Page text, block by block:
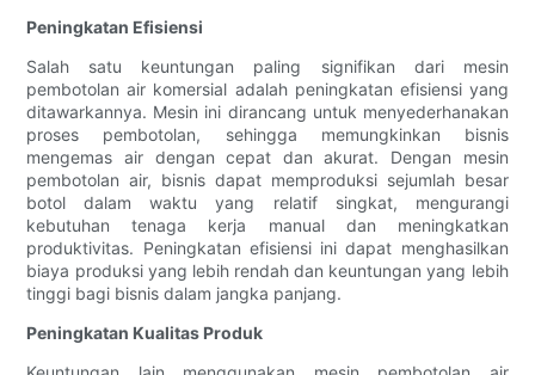
Peningkatan Efisiensi
Salah satu keuntungan paling signifikan dari mesin
pembotolan air komersial adalah peningkatan efisiensi yang
ditawarkannya. Mesin ini dirancang untuk menyederhanakan
proses pembotolan, sehingga memungkinkan bisnis
mengemas air dengan cepat dan akurat. Dengan mesin
pembotolan air, bisnis dapat memproduksi sejumlah besar
botol dalam waktu yang relatif singkat, mengurangi
kebutuhan tenaga kerja manual dan meningkatkan
produktivitas. Peningkatan efisiensi ini dapat menghasilkan
biaya produksi yang lebih rendah dan keuntungan yang lebih
tinggi bagi bisnis dalam jangka panjang.
Peningkatan Kualitas Produk